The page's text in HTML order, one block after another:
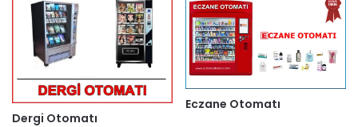
Dergi Otomatı
Eczane Otomatı